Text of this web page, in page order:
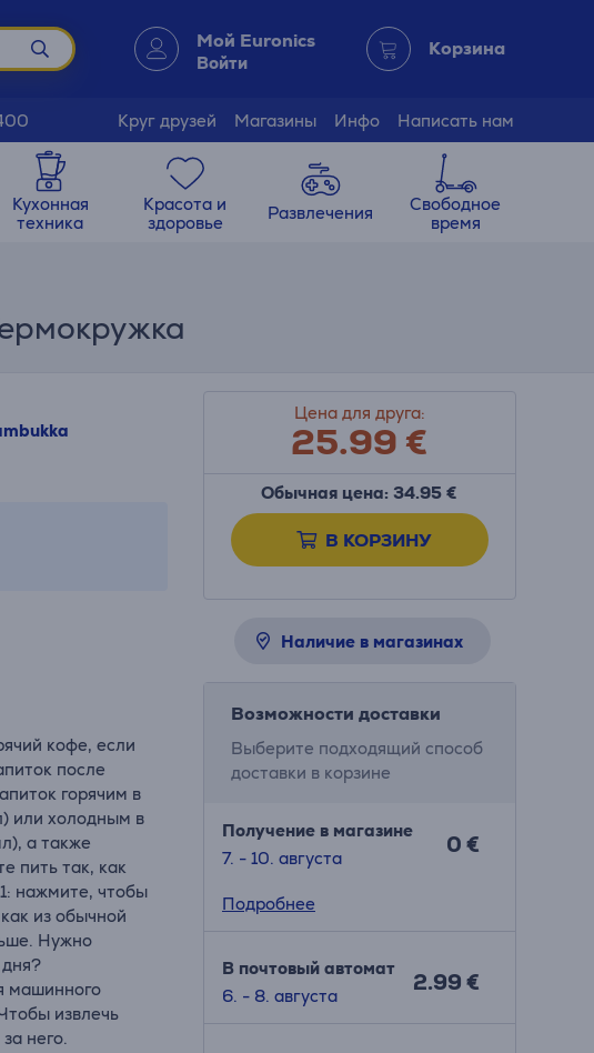
Мой Euronics
Войти
Корзина
Круг друзей Магазины Инфо Написать нам
Кухонная
техника
Красота и
здоровье
Развлечения
Свободное
время
кофе, если
после
горячим в
или холодным в
а также
пить так, как
нажмите, чтобы
из обычной
Нужно
машинного
извлечь
него.
Цена для друга:
25.99€
Обычная цена: 34.95 €
В КОРЗИНУ
Наличие в магазинах
Возможности доставки
Выберите подходящий способ
доставки в корзине
Получение в магазине
7. - 10. августа
0 €
Подробнее
В почтовый автомат
6. - 8. августа
2.99 €